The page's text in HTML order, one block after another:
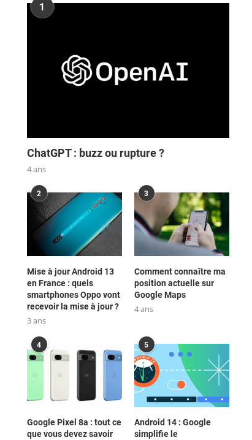
1
ChatGPT : buzz ou rupture ?
4 ans
2
Mise à jour Android 13
en France : quels
smartphones Oppo vont
recevoir la mise à jour ?
3 ans
3
Comment connaître ma
position actuelle sur
Google Maps
4 ans
4
Google Pixel 8a : tout ce
que vous devez savoir
5
Android 14 : Google
simplifie le